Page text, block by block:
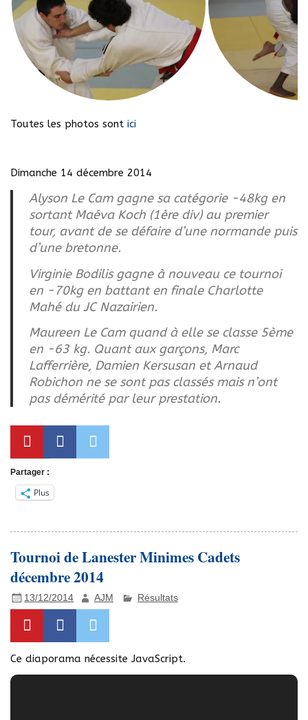
Toutes les photos sontici
Dimanche 14 décembre 2014
Alyson Le Cam gagne sa catégorie -48kg en
sortant Maéva Koch (1ère div) au premier
tour, avant de se défaire d’une normande puis
d’une bretonne.
Virginie Bodilis gagne à nouveau ce tournoi
en -70kg en battant en finale Charlotte
Mahé du JC Nazairien.
Maureen Le Cam quand à elle se classe 5ème
en -63 kg. Quant aux garçons, Marc
Lafferrière, Damien Kersusan et Arnaud
Robichon ne se sont pas classés mais n’ont
pas démérité par leur prestation.
Partager :
Plus
Tournoi de Lanester Minimes Cadets
décembre 2014
13/12/2014 AJM Résultats
Ce diaporama nécessite JavaScript.